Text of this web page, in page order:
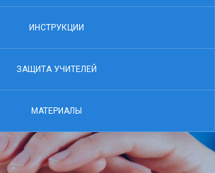
ИНСТРУКЦИИ
ЗАЩИТА УЧИТЕЛЕЙ
МАТЕРИАЛЫ